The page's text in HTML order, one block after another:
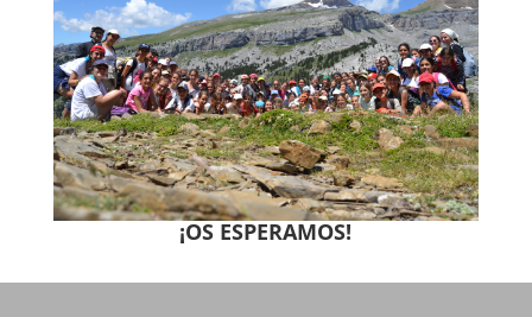
¡OS ESPERAMOS!